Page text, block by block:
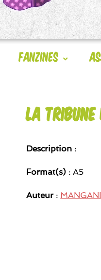
Fanzines
La tribune
Description :
Format(s) : A5
Auteur: MANGANI